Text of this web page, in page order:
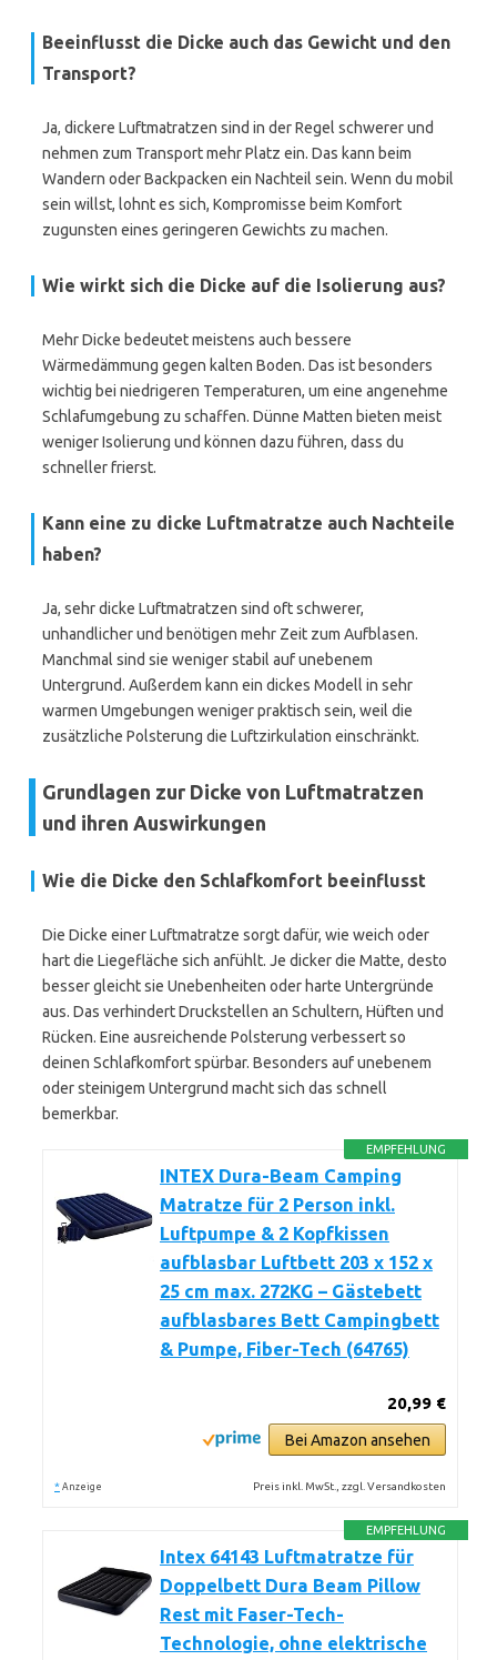
Beeinflusst die Dicke auch das Gewicht und den
Transport?
Ja, dickere Luftmatratzen sind in der Regel schwerer und
nehmen zum Transport mehr Platz ein. Das kann beim
Wandern oder Backpacken ein Nachteil sein. Wenn du mobil
sein willst, lohnt es sich, Kompromisse beim Komfort
zugunsten eines geringeren Gewichts zu machen.
Wie wirkt sich die Dicke auf die Isolierung aus?
Mehr Dicke bedeutet meistens auch bessere
Wärmedämmung gegen kalten Boden. Das ist besonders
wichtig bei niedrigeren Temperaturen, um eine angenehme
Schlafumgebung zu schaffen. Dünne Matten bieten meist
weniger Isolierung und können dazu führen, dass du
schneller frierst.
Kann eine zu dicke Luftmatratze auch Nachteile
haben?
Ja, sehr dicke Luftmatratzen sind oft schwerer,
unhandlicher und benötigen mehr Zeit zum Aufblasen.
Manchmal sind sie weniger stabil auf unebenem
Untergrund. Außerdem kann ein dickes Modell in sehr
warmen Umgebungen weniger praktisch sein, weil die
zusätzliche Polsterung die Luftzirkulation einschränkt.
Grundlagen zur Dicke von Luftmatratzen
und ihren Auswirkungen
Wie die Dicke den Schlafkomfort beeinflusst
Die Dicke einer Luftmatratze sorgt dafür, wie weich oder
hart die Liegefläche sich anfühlt. Je dicker die Matte, desto
besser gleicht sie Unebenheiten oder harte Untergründe
aus. Das verhindert Druckstellen an Schultern, Hüften und
Rücken. Eine ausreichende Polsterung verbessert so
deinen Schlafkomfort spürbar. Besonders auf unebenem
oder steinigem Untergrund macht sich das schnell
bemerkbar.
EMPFEHLUNG
INTEX Dura-Beam Camping
Matratze für 2 Person inkl.
Luftpumpe & 2 Kopfkissen
aufblasbar Luftbett 203 x 152 x
25 cm max. 272KG – Gästebett
aufblasbares Bett Campingbett
& Pumpe, Fiber-Tech (64765)
20,99 €
Bei Amazon ansehen
* Anzeige Preis inkl. MwSt., zzgl. Versandkosten
EMPFEHLUNG
Intex 64143 Luftmatratze für
Doppelbett Dura Beam Pillow
Rest mit Faser-Tech-
Technologie, ohne elektrische